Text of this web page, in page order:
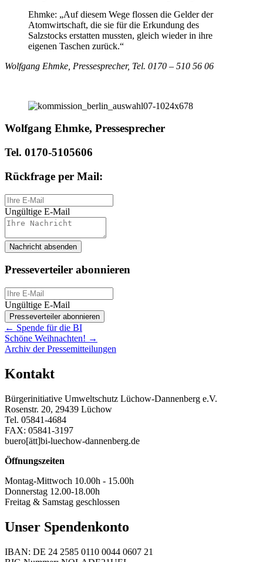
Ehmke: „Auf diesem Wege flossen die Gelder der
Atomwirtschaft, die sie für die Erkundung des
Salzstocks erstatten mussten, gleich wieder in ihre
eigenen Taschen zurück.“
Wolfgang Ehmke, Pressesprecher, Tel. 0170 – 510 56 06
Wolfgang Ehmke, Pressesprecher
Tel. 0170-5105606
Rückfrage per Mail:
Ungültige E-Mail
Nachricht absenden
Presseverteiler abonnieren
Ungültige E-Mail
Presseverteiler abonnieren
Posts
navigation
← Spende für die BI
Schöne Weihnachten! →
Archiv der Pressemitteilungen
Kontakt
Bürgerinitiative Umweltschutz Lüchow-Dannenberg e.V.
Rosenstr. 20, 29439 Lüchow
Tel. 05841-4684
FAX: 05841-3197
buero[ätt]bi-luechow-dannenberg.de
Öffnungszeiten
Montag-Mittwoch 10.00h - 15.00h
Donnerstag 12.00-18.00h
Freitag & Samstag geschlossen
Unser Spendenkonto
IBAN: DE 24 2585 0110 0044 0607 21